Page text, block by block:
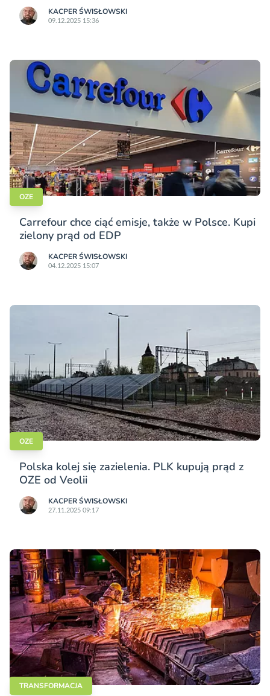
KACPER ŚWISŁO­WSKI
09.12.2025 15:36
OZE
Carrefour chce ciąć emisje, także w Polsce. Kupi
zielony prąd od EDP
KACPER ŚWISŁO­WSKI
04.12.2025 15:07
OZE
Polska kolej się zazielenia. PLK kupują prąd z
OZE od Veolii
KACPER ŚWISŁO­WSKI
27.11.2025 09:17
TRANSFORMACJA